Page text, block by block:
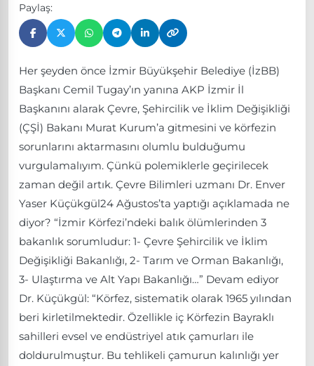
Paylaş:
Her şeyden önce İzmir Büyükşehir Belediye (İzBB)
Başkanı Cemil Tugay’ın yanına AKP İzmir İl
Başkanını alarak Çevre, Şehircilik ve İklim Değişikliği
(ÇŞİ) Bakanı Murat Kurum’a gitmesini ve körfezin
sorunlarını aktarmasını olumlu bulduğumu
vurgulamalıyım. Çünkü polemiklerle geçirilecek
zaman değil artık. Çevre Bilimleri uzmanı Dr. Enver
Yaser Küçükgül24 Ağustos’ta yaptığı açıklamada ne
diyor? “İzmir Körfezi’ndeki balık ölümlerinden 3
bakanlık sorumludur: 1- Çevre Şehircilik ve İklim
Değişikliği Bakanlığı, 2- Tarım ve Orman Bakanlığı,
3- Ulaştırma ve Alt Yapı Bakanlığı…” Devam ediyor
Dr. Küçükgül: “Körfez, sistematik olarak 1965 yılından
beri kirletilmektedir. Özellikle iç Körfezin Bayraklı
sahilleri evsel ve endüstriyel atık çamurları ile
doldurulmuştur. Bu tehlikeli çamurun kalınlığı yer